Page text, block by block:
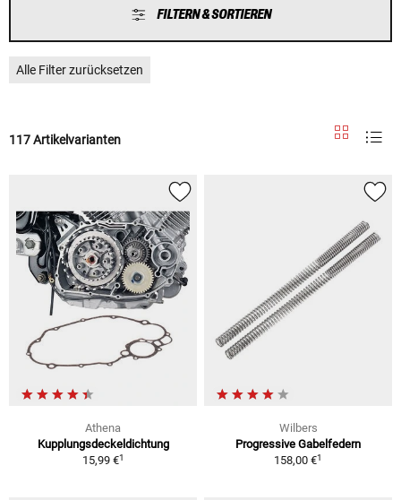
FILTERN & SORTIEREN
Alle Filter zurücksetzen
117 Artikelvarianten
Athena
Kupplungsdeckeldichtung
15,99 €1
Wilbers
Progressive Gabelfedern
158,00 €1